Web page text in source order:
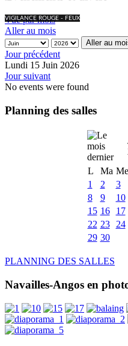
VIGILANCE ROUGE - FEUX
Vue par mois
Aller au mois
Aller au
Jour précédent
Lundi 15 Juin 2026
Jour suivant
No events were found
Planning des salles
L
Ma Me
1
2 3
8
9 10
15 16 17
22 23 24
29 30
PLANNING DES SALLES
Navailles-Angos en